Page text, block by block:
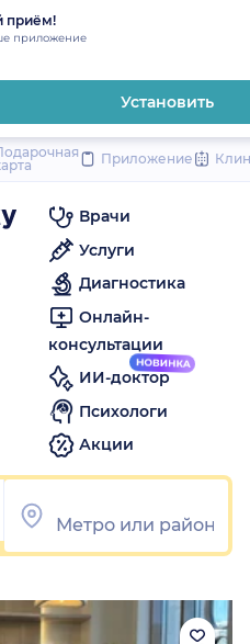
приём!
приложение
Установить
Приложение
Врачи
Услуги
Диагностика
Онлайн-
консультации
ИИ-доктор
Психологи
Акции